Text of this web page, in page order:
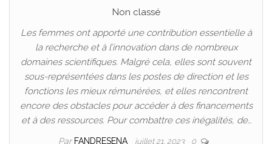
Non classé
Les femmes ont apporté une contribution essentielle à
la recherche et à l’innovation dans de nombreux
domaines scientifiques. Malgré cela, elles sont souvent
sous-représentées dans les postes de direction et les
fonctions les mieux rémunérées, et elles rencontrent
encore des obstacles pour accéder à des financements
et à des ressources. Pour combattre ces inégalités, de…
Par FANDRESENA juillet 21, 2023 0